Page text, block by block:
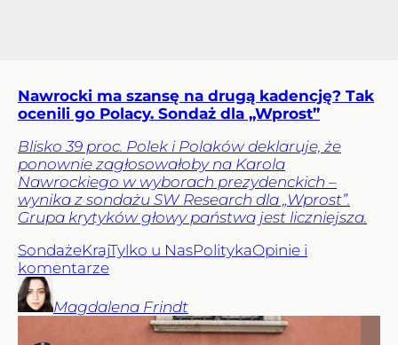
Nawrocki ma szansę na drugą kadencję? Tak
ocenili go Polacy. Sondaż dla „Wprost”
Blisko 39 proc. Polek i Polaków deklaruje, że
ponownie zagłosowałoby na Karola
Nawrockiego w wyborach prezydenckich –
wynika z sondażu SW Research dla „Wprost”.
Grupa krytyków głowy państwa jest liczniejsza.
SondażeKrajTylko u NasPolitykaOpinie i
komentarze
Magdalena Frindt